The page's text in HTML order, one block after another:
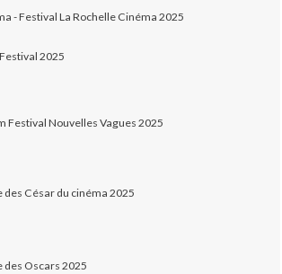
- Festival La Rochelle Cinéma 2025
2025
Festival Nouvelles Vagues 2025
des César du cinéma 2025
des Oscars 2025